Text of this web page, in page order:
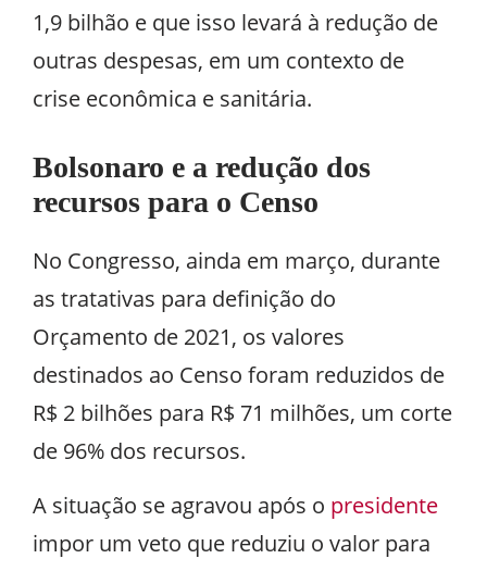
1,9 bilhão e que isso levará à redução de
outras despesas, em um contexto de
crise econômica e sanitária.
Bolsonaro e a redução dos
recursos para o Censo
No Congresso, ainda em março, durante
as tratativas para definição do
Orçamento de 2021, os valores
destinados ao Censo foram reduzidos de
R$ 2 bilhões para R$ 71 milhões, um corte
de 96% dos recursos.
A situação se agravou após o presidente
impor um veto que reduziu o valor para